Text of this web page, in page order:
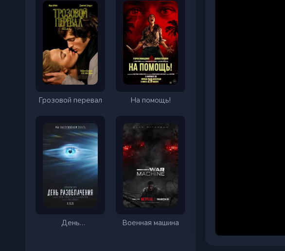
Грозовой перевал На помощь!
День
Военная машина